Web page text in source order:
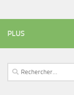
PLUS
Rechercher :